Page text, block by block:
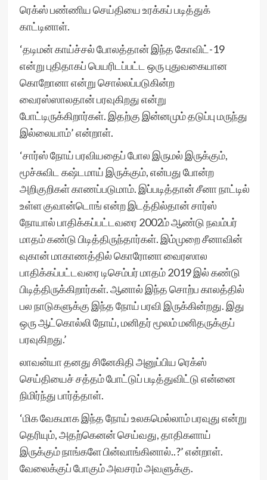
ரெக்ஸ் பண்ணிய செய்தியை உரக்கப் படித்துக்
காட்டினாள்.
‘தடிமன் காய்ச்சல் போலத்தான் இந்த கோவிட்-19
என்று புதிதாகப் பெயரிடப்பட்ட ஒரு புதுவகையான
கொறோனா என்று சொல்லப்படுகின்ற
வைரஸ்ஸாலதான் பரவுகிறது என்று
போட்டிருக்கிறார்கள். இதற்கு இன்னமும் தடுப்பு மருந்து
இல்லையாம்’ என்றாள்.
‘சார்ஸ் நோய் பரவியதைப் போல இருமல் இருக்கும்,
மூச்சுவிட கஷ்டமாய் இருக்கும், என்பது போன்ற
அறிகுறிகள் காணப்படுமாம். இப்படித்தான் சீனா நாட்டில்
உள்ள குவான்டொங் என்ற இடத்தில்தான் சார்ஸ்
நோயால் பாதிக்கப்பட்டவரை 2002ம் ஆண்டு நவம்பர்
மாதம் கண்டு பிடித்திருந்தார்கள். இம்முறை சீனாவின்
வுகான் மாகாணத்தில் கொரோனா வைரஸால
பாதிக்கப்பட்டவரை டிசெம்பர் மாதம் 2019 இல் கண்டு
பிடித்திருக்கிறார்கள். ஆனால் இந்த சொற்ப காலத்தில்
பல நாடுகளுக்கு இந்த நோய் பரவி இருக்கின்றது. இது
ஒரு ஆட்கொல்லி நோய், மனிதர் மூலம் மனிதருக்குப்
பரவுகிறது.’
லாவன்யா தனது சினேகிதி அனுப்பிய ரெக்ஸ்
செய்தியைச் சத்தம் போட்டுப் படித்துவிட்டு என்னை
நிமிர்ந்து பார்த்தாள்.
‘மிக வேகமாக இந்த நோய் உலகமெல்லாம் பரவுது என்று
தெரியும், அதற்கெனன் செய்வது, தாதிகளாய்
இருக்கும் நாங்களே பின்வாங்கினால்..?’ என்றாள்.
வேலைக்குப் போகும் அவசரம் அவளுக்கு.